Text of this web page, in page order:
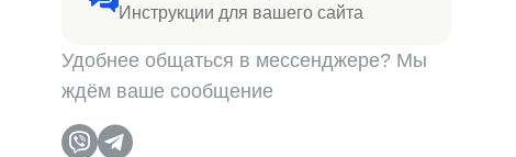
Инструкции для вашего сайта
Удобнее общаться в мессенджере? Мы
ждём ваше сообщение